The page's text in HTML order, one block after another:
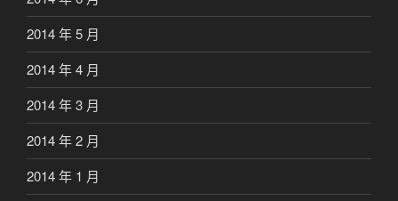
2014 年 5 月
2014 年 4 月
2014 年 3 月
2014 年 2 月
2014 年 1 月